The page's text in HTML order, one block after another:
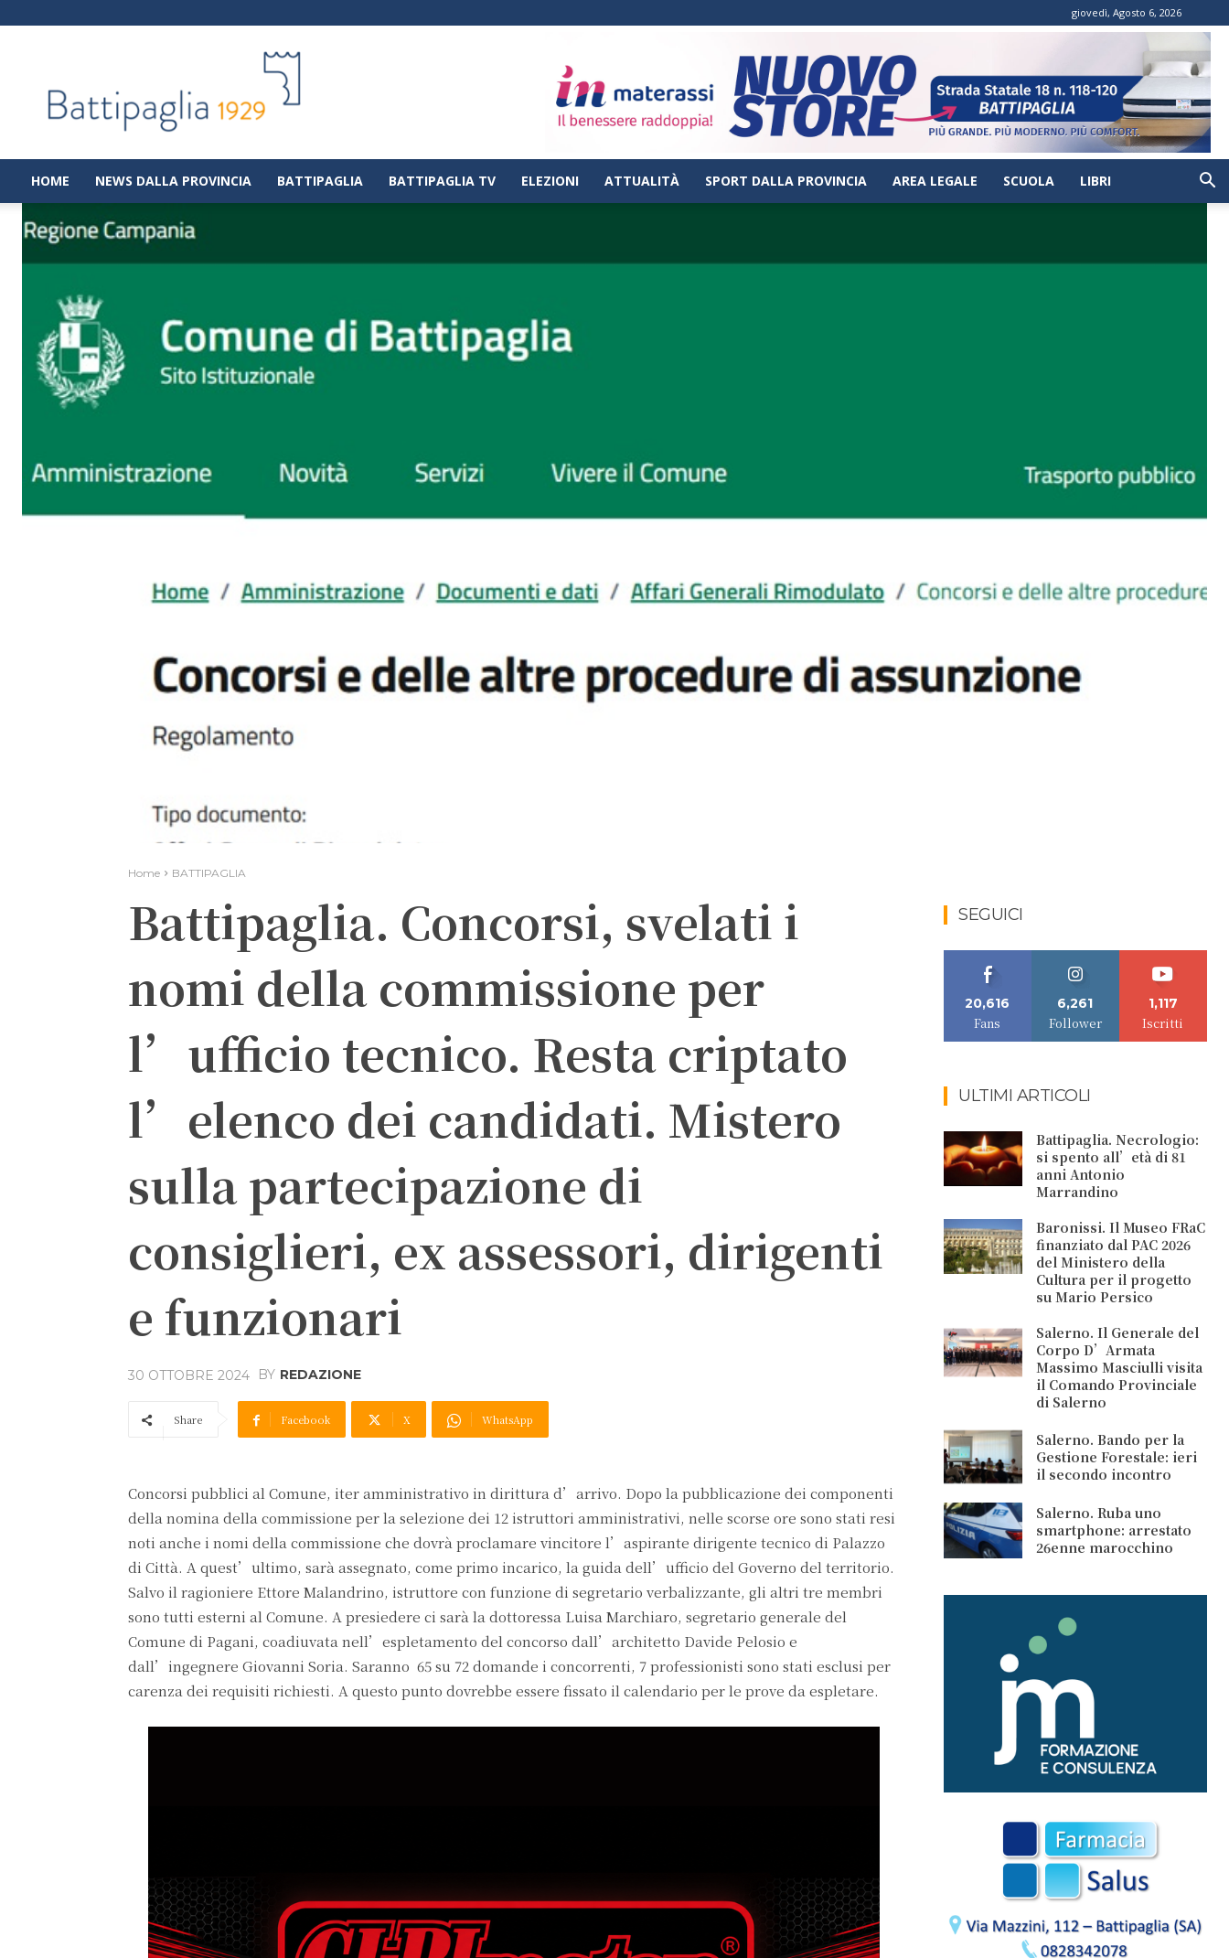
giovedì, Agosto 6, 2026
|
Notizie
dalla
città
di
HOME NEWS DALLA PROVINCIA BATTIPAGLIA BATTIPAGLIA TV ELEZIONI ATTUALITÀ SPORT DALLA PROVINCIA AREA LEGALE SCUOLA LIBRI
Home BATTIPAGLIA
Battipaglia. Concorsi, svelati i
nomi della commissione per
l’ufficio tecnico. Resta criptato
l’elenco dei candidati. Mistero
sulla partecipazione di
consiglieri, ex assessori, dirigenti
e funzionari
30 OTTOBRE 2024 BY REDAZIONE
Share Facebook X WhatsApp
Concorsi pubblici al Comune, iter amministrativo in dirittura d’arrivo. Dopo la pubblicazione dei componenti
della nomina della commissione per la selezione dei 12 istruttori amministrativi, nelle scorse ore sono stati resi
noti anche i nomi della commissione che dovrà proclamare vincitore l’aspirante dirigente tecnico di Palazzo
di Città. A quest’ultimo, sarà assegnato, come primo incarico, la guida dell’ufficio del Governo del territorio.
Salvo il ragioniere Ettore Malandrino, istruttore con funzione di segretario verbalizzante, gli altri tre membri
sono tutti esterni al Comune. A presiedere ci sarà la dottoressa Luisa Marchiaro, segretario generale del
Comune di Pagani, coadiuvata nell’espletamento del concorso dall’architetto Davide Pelosio e
dall’ingegnere Giovanni Soria. Saranno 65 su 72 domande i concorrenti, 7 professionisti sono stati esclusi per
carenza dei requisiti richiesti. A questo punto dovrebbe essere fissato il calendario per le prove da espletare.
SEGUICI
20,616
Fans
6,261
Follower
1,117
Iscritti
ULTIMI ARTICOLI
Battipaglia. Necrologio:
si spento all’età di 81
anni Antonio
Marrandino
Baronissi. Il Museo FRaC
finanziato dal PAC 2026
del Ministero della
Cultura per il progetto
su Mario Persico
Salerno. Il Generale del
Corpo D’Armata
Massimo Masciulli visita
il Comando Provinciale
di Salerno
Salerno. Bando per la
Gestione Forestale: ieri
il secondo incontro
Salerno. Ruba uno
smartphone: arrestato
26enne marocchino